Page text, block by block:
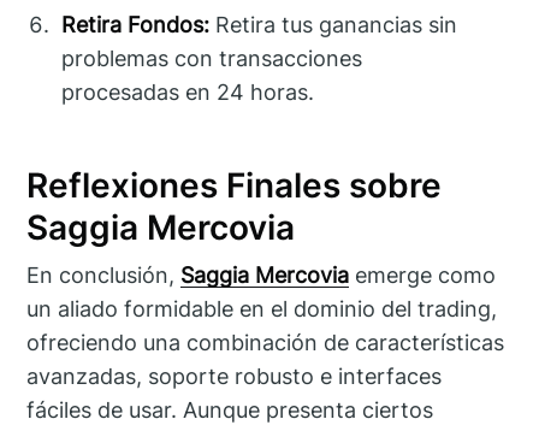
Retira Fondos: Retira tus ganancias sin
problemas con transacciones
procesadas en 24 horas.
Reflexiones Finales sobre
Saggia Mercovia
En conclusión, Saggia Mercovia emerge como
un aliado formidable en el dominio del trading,
ofreciendo una combinación de características
avanzadas, soporte robusto e interfaces
fáciles de usar. Aunque presenta ciertos